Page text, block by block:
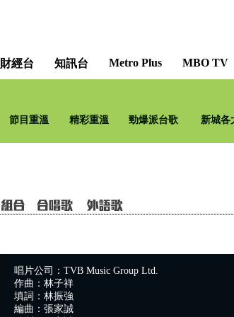
財經台 知訊台 Metro Plus MBO TV
節目重溫 精彩重溫 勁爆派台歌 新城各
唱片公司：TVB Music Group Ltd.
作曲：林子祥
填詞：林振強
編曲：張家誠